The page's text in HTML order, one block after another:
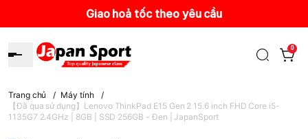
Giao hoả tốc theo yêu cầu
0
Trang chủ / Máy tính
/
【Đã qua sử dụng】Lenovo ThinkPad E15 Gen 2 15.6 inch FHD Core i5-
1135G7 2.4GHz | 8GB | SSD 256GB - Đen | JapanSport